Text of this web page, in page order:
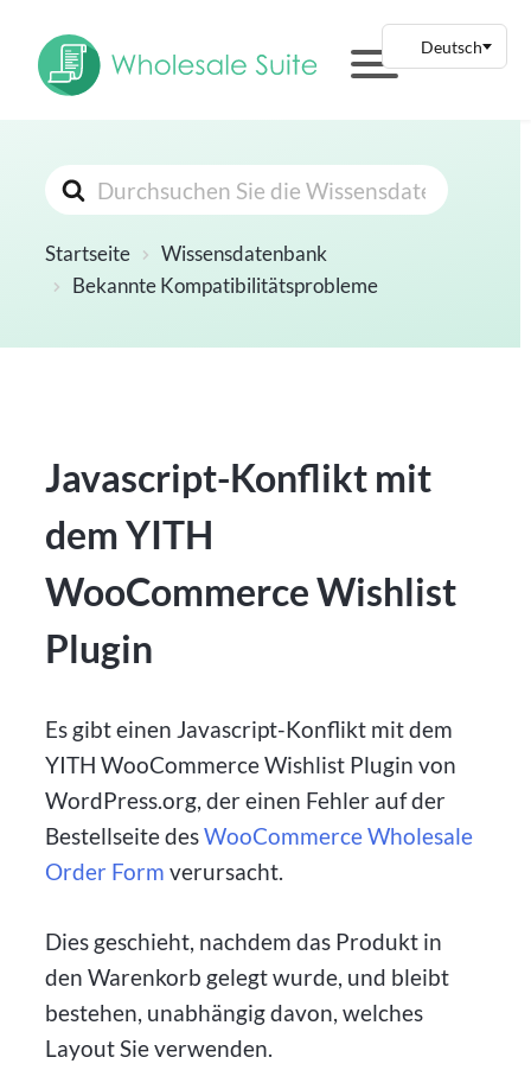
Suchen
nach
Startseite
Wissensdatenbank
Bekannte Kompatibilitätsprobleme
Javascript-Konflikt mit
dem YITH
WooCommerce Wishlist
Plugin
Es gibt einen Javascript-Konflikt mit dem
YITH WooCommerce Wishlist Plugin von
WordPress.org, der einen Fehler auf der
Bestellseite desWooCommerce Wholesale
Order Form verursacht.
Dies geschieht, nachdem das Produkt in
den Warenkorb gelegt wurde, und bleibt
bestehen, unabhängig davon, welches
Layout Sie verwenden.